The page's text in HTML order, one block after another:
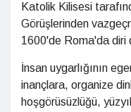
Katolik Kilisesi
Görüşlerinden
1600'de Roma'da diri
İnsan uygarlığının
inançlara, organize
hoşgörüsüzlüğü,